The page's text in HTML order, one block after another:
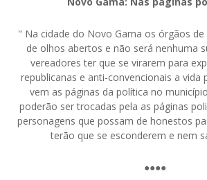
" Na cidade do Novo Gama os órgãos
de olhos abertos e não será nenhuma
vereadores ter que se virarem para
republicanas e anti-convencionais a vida
vem as páginas da política no
poderão ser trocadas pela as páginas
personagens que possam de honestos
terão que se esconderem e nem
●●●●